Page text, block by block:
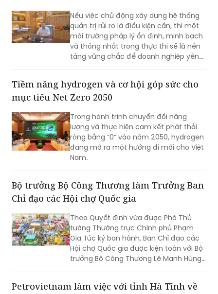
môi trường pháp lý ổn định, minh bạch
và thống nhất trong thực thi sẽ là nền
tảng vững chắc để doanh nghiệp yên
tâm đầu tư dài hạn. Cùng với nỗ lực
nâng cao năng lực tuân thủ từ phía
doanh nghiệp, việc tiếp tục hoàn thiện
nhất trong áp dụng pháp luật sẽ tạo
điều kiện cho hoạt động sản xuất, kinh
doanh phát triển bền vững.
Tiềm năng hydrogen và cơ hội góp sức cho
Trong hành trình chuyển đổi năng
lượng và thực hiện cam kết phát thải
ròng bằng “0” vào năm 2050, hydrogen
đang mở ra một hướng đi mới cho Việt
Nam.
Bộ trưởng Bộ Công Thương làm Trưởng Ban
Theo Quyết định vừa được Phó Thủ
tướng Thường trực Chính phủ Phạm
Gia Túc ký ban hành, Ban Chỉ đạo các
Hội chợ Quốc gia được kiện toàn với Bộ
trưởng Bộ Công Thương Lê Mạnh Hùng
giữ cương vị Trưởng Ban.
Petrovietnam làm việc với tỉnh Hà Tĩnh về
lượng